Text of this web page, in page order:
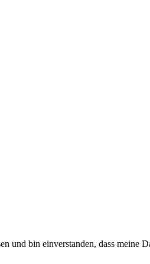
und bin einverstanden, dass meine